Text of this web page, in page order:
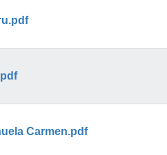
Carmen.pdf